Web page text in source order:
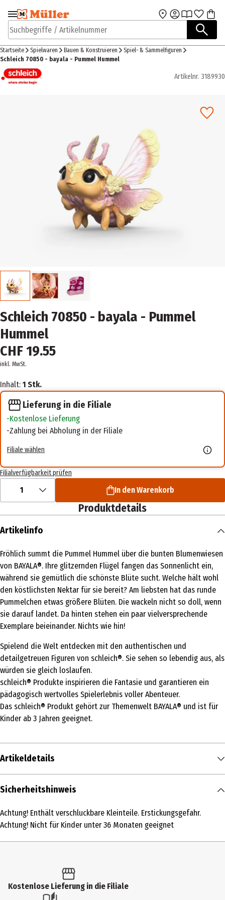
Zur Navigation
springen
Zum Hauptinhalt
Suchbegriffe / Artikelnummer
Startseite Spielwaren Bauen & Konstruieren
Spiel- & Sammelfiguren
Schleich 70850 - bayala - Pummel Hummel
Artikelnr. 3189930
Schleich 70850 - bayala - Pummel
Hummel
CHF 19.55
inkl. MwSt.
Inhalt: 1 Stk.
Lieferung in die Filiale
Kostenlose Lieferung
Zahlung bei Abholung in der Filiale
Filiale wählen
Filialverfügbarkeit prüfen
1 In den Warenkorb
Produktdetails
Artikelinfo
Fröhlich summt die Pummel Hummel über die bunten Blumenwiesen
von BAYALA®. Ihre glitzernden Flügel fangen das Sonnenlicht ein,
während sie gemütlich die schönste Blüte sucht. Welche hält wohl
den köstlichsten Nektar für sie bereit? Am liebsten hat das runde
Pummelchen etwas größere Blüten. Die wackeln nicht so doll, wenn
sie darauf landet. Da hinten stehen ein paar vielversprechende
Exemplare beieinander. Nichts wie hin!
Spielend die Welt entdecken mit den authentischen und
detailgetreuen Figuren von schleich®. Sie sehen so lebendig aus, als
würden sie gleich loslaufen.
schleich® Produkte inspirieren die Fantasie und garantieren ein
pädagogisch wertvolles Spielerlebnis voller Abenteuer.
Das schleich® Produkt gehört zur Themenwelt BAYALA® und ist für
Kinder ab 3 Jahren geeignet.
Artikeldetails
Inhalt
Produkttyp
Artikelnummer des Herstellers
Sicherheitshinweis
Achtung! Enthält verschluckbare Kleinteile. Erstickungsgefahr.
Achtung! Nicht für Kinder unter 36 Monaten geeignet
Kostenlose Lieferung in die Filiale